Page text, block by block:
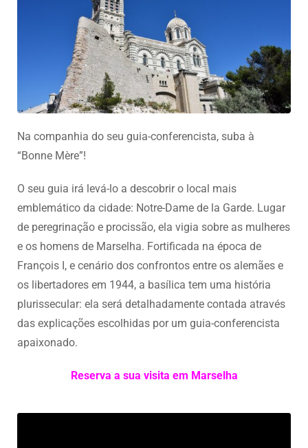
Na companhia do seu guia-conferencista, suba à
“Bonne Mère”!
O seu guia irá levá-lo a descobrir o local mais
emblemático da cidade: Notre-Dame de la Garde. Lugar
de peregrinação e procissão, ela vigia sobre as mulheres
e os homens de Marselha. Fortificada na época de
François I, e cenário dos confrontos entre os alemães e
os libertadores em 1944, a basílica tem uma história
plurissecular: ela será detalhadamente contada através
das explicações escolhidas por um guia-conferencista
apaixonado.
Reserva a sua visita em Marselha